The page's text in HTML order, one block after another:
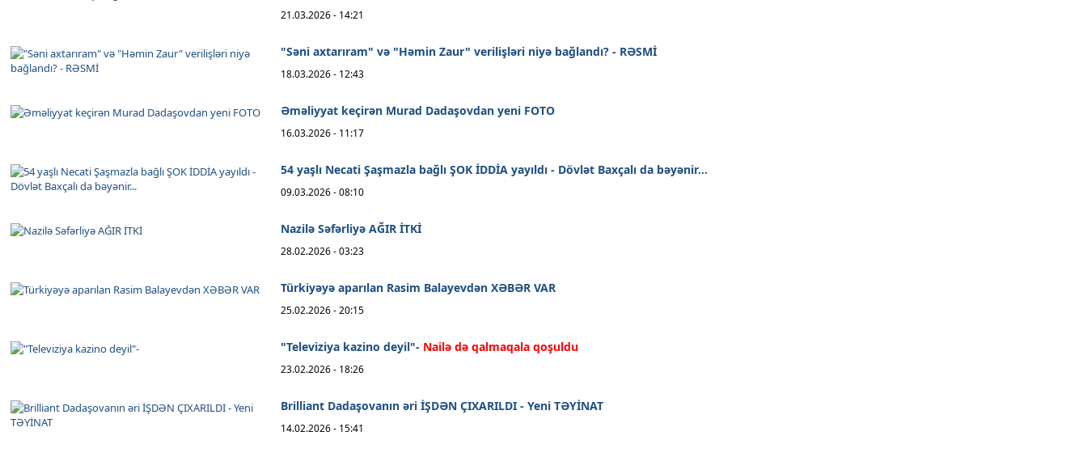
21.03.2026 - 14:21
"Səni axtarıram" və "Həmin Zaur" verilişləri niyə bağlandı? - RƏSMİ
18.03.2026 - 12:43
Əməliyyat keçirən Murad Dadaşovdan yeni FOTO
16.03.2026 - 11:17
54 yaşlı Necati Şaşmazla bağlı ŞOK İDDİA yayıldı - Dövlət Baxçalı da bəyənir...
09.03.2026 - 08:10
Nazilə Səfərliyə AĞIR İTKİ
28.02.2026 - 03:23
Türkiyəyə aparılan Rasim Balayevdən XƏBƏR VAR
25.02.2026 - 20:15
"Televiziya kazino deyil"- Nailə də qalmaqala qoşuldu
23.02.2026 - 18:26
Brilliant Dadaşovanın əri İŞDƏN ÇIXARILDI - Yeni TƏYİNAT
14.02.2026 - 15:41